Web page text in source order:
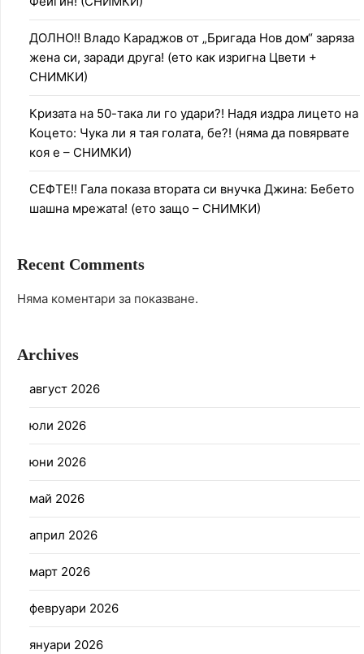
ДОЛНО!! Владо Караджов от „Бригада Нов дом“ заряза
жена си, заради друга! (ето как изригна Цвети +
СНИМКИ)
Кризата на 50-така ли го удари?! Надя издра лицето на
Коцето: Чука ли я тая голата, бе?! (няма да повярвате
коя е – СНИМКИ)
СЕФТЕ!! Гала показа втората си внучка Джина: Бебето
шашна мрежата! (ето защо – СНИМКИ)
Recent Comments
Няма коментари за показване.
Archives
август 2026
юли 2026
юни 2026
май 2026
април 2026
март 2026
февруари 2026
януари 2026